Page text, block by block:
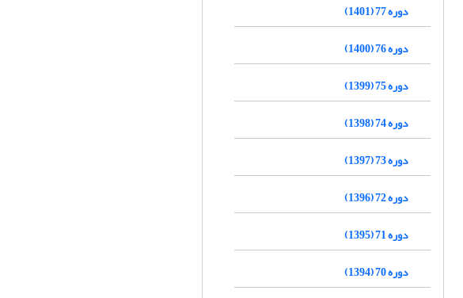
دوره 77 (1401)
دوره 76 (1400)
دوره 75 (1399)
دوره 74 (1398)
دوره 73 (1397)
دوره 72 (1396)
دوره 71 (1395)
دوره 70 (1394)